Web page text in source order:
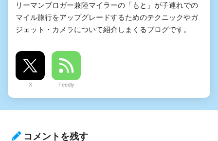
リーマンブロガー兼陸マイラーの「もと」が子連れでの
マイル旅行をアップグレードするためのテクニックやガ
ジェット・カメラについて紹介しまくるブログです。
X Feedly
コメントを残す